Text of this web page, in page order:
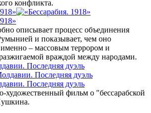
конфликта.
описывает процесс объединения
и показывает, чем оно
– массовым террором и
враждой между народами.
Последняя дуэль
Последняя дуэль
художественный фильм о "бессарабской